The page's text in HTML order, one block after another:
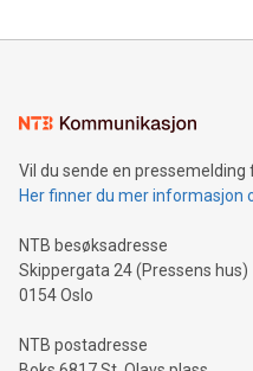
Vil du sende en pressemelding
Her finner du mer informasjon
NTB besøksadresse
Skippergata 24 (Pressens hus)
0154 Oslo
NTB postadresse